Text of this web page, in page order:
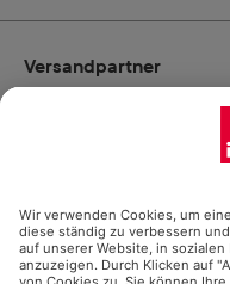
Zahlungsmöglichkeiten
Social Media
Versandpartner